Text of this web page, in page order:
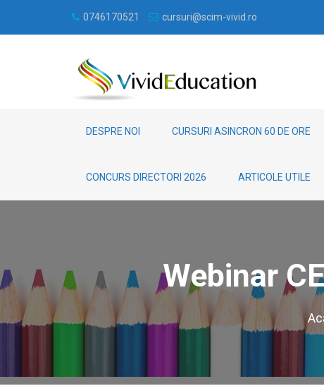
0746170521 cursuri@scim-vivid.ro
DESPRE NOI CURSURI ASINCRON 60 DE ORE
CONCURS DIRECTORI 2026 ARTICOLE UTILE
Webinar